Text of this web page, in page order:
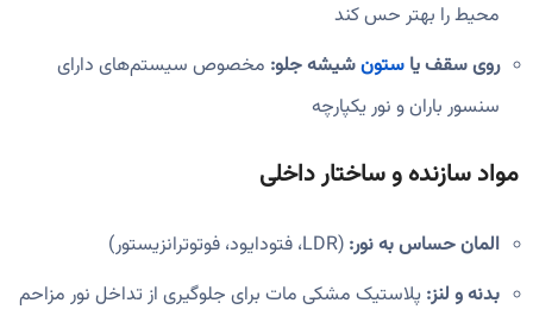
محیط را بهتر حس کند
روی سقف یا ستونشیشه جلو: مخصوص سیستم‌های دارای
سنسور باران و نور یکپارچه
مواد سازنده و ساختار داخلی
المان حساس به نور: (LDR، فتودایود، فوتوترانزیستور)
بدنه و لنز: پلاستیک مشکی مات برای جلوگیری از تداخل نور مزاحم